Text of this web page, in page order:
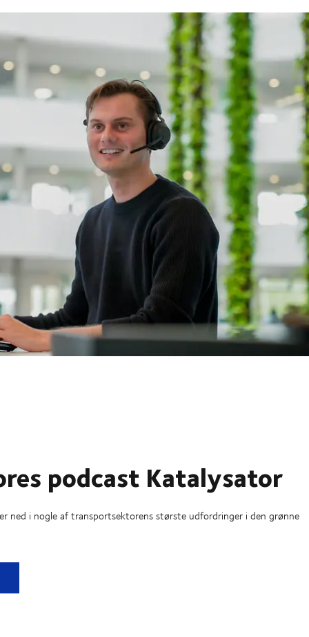
podcast Katalysator
ned i nogle af transportsektorens største udfordringer i den grønne